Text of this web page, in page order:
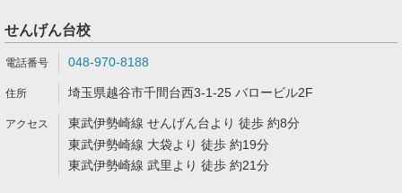
せんげん台校
048-970-8188
埼玉県越谷市千間台西3-1-25 バロービル2F
東武伊勢崎線 せんげん台より 徒歩 約8分
東武伊勢崎線 大袋より 徒歩 約19分
東武伊勢崎線 武里より 徒歩 約21分